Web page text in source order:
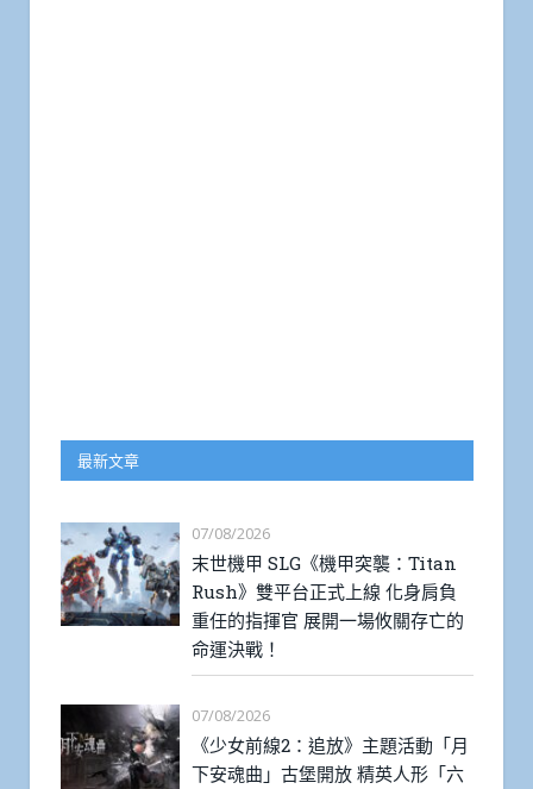
最新文章
07/08/2026
末世機甲 SLG《機甲突襲：Titan
Rush》雙平台正式上線 化身肩負
重任的指揮官 展開一場攸關存亡的
命運決戰！
07/08/2026
《少女前線2：追放》主題活動「月
下安魂曲」古堡開放 精英人形「六